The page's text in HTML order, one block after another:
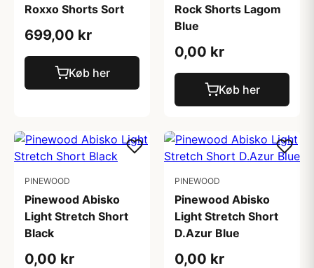
Roxxo Shorts Sort
699,00 kr
Køb her
Rock Shorts Lagom
Blue
0,00 kr
Køb her
PINEWOOD
Pinewood Abisko
Light Stretch Short
Black
0,00 kr
PINEWOOD
Pinewood Abisko
Light Stretch Short
D.Azur Blue
0,00 kr